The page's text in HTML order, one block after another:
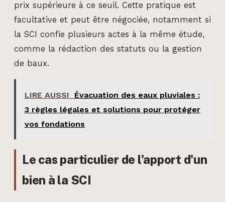
prix supérieure à ce seuil. Cette pratique est
facultative et peut être négociée, notamment si
la SCI confie plusieurs actes à la même étude,
comme la rédaction des statuts ou la gestion
de baux.
LIRE AUSSI
Évacuation des eaux pluviales :
3 règles légales et solutions pour protéger
vos fondations
Le cas particulier de l'apport d'un
bien à la SCI